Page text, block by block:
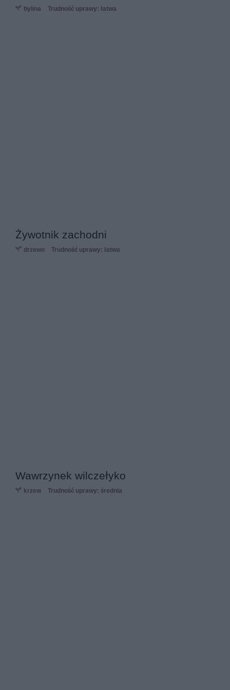
bylina Trudność uprawy: łatwa
Żywotnik zachodni
drzewo Trudność uprawy: łatwa
Wawrzynek wilczełyko
krzew Trudność uprawy: średnia